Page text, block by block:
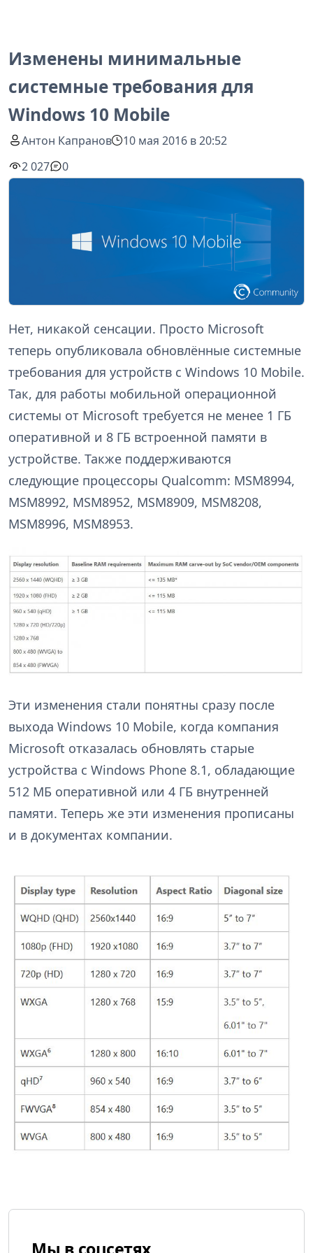
Изменены минимальные
системные требования для
Windows 10 Mobile
Антон Капранов
10 мая 2016 в 20:52
2 027
0
Нет, никакой сенсации. Просто Microsoft
теперь опубликовала обновлённые системные
требования для устройств с Windows 10 Mobile.
Так, для работы мобильной операционной
системы от Microsoft требуется не менее 1 ГБ
оперативной и 8 ГБ встроенной памяти в
устройстве. Также поддерживаются
следующие процессоры Qualcomm: MSM8994,
MSM8992, MSM8952, MSM8909, MSM8208,
MSM8996, MSM8953.
Эти изменения стали понятны сразу после
выхода Windows 10 Mobile, когда компания
Microsoft отказалась обновлять старые
устройства с Windows Phone 8.1, обладающие
512 МБ оперативной или 4 ГБ внутренней
памяти. Теперь же эти изменения прописаны
и в документах компании.